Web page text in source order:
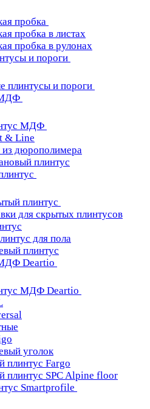
пробка
пробка в листах
пробка в рулонах
и пороги
плинтусы и пороги
МДФ
& Line
дюрополимера
плинтус
плинтус
для скрытых плинтусов
для пола
плинтус
Deartio
МДФ Deartio
уголок
плинтус Fargo
плинтус SPC Alpine floor
Smartprofile